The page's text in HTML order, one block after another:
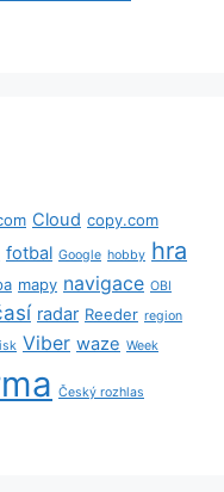
Cloud copy.com
fotbal Google hobby hra
mapy navigace OBI
radar Reeder region
Viber waze Week
Český rozhlas